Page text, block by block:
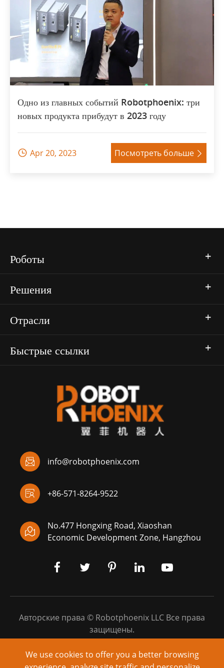
Одно из главных событий Robotphoenix: три
новых продукта прибудут в 2023 году
 Apr 20, 2023 Посмотреть больше 
Роботы
Решения
Отрасли
Быстрые ссылки
info@robotphoenix.com

+86-571-8264-9522


No.477 Hongxing Road, Xiaoshan
Economic Development Zone, Hangzhou
Авторские права © Robotphoenix LLC Все права
защищены.
|
Политика конфиденциальности
We use cookies to offer you a better browsing